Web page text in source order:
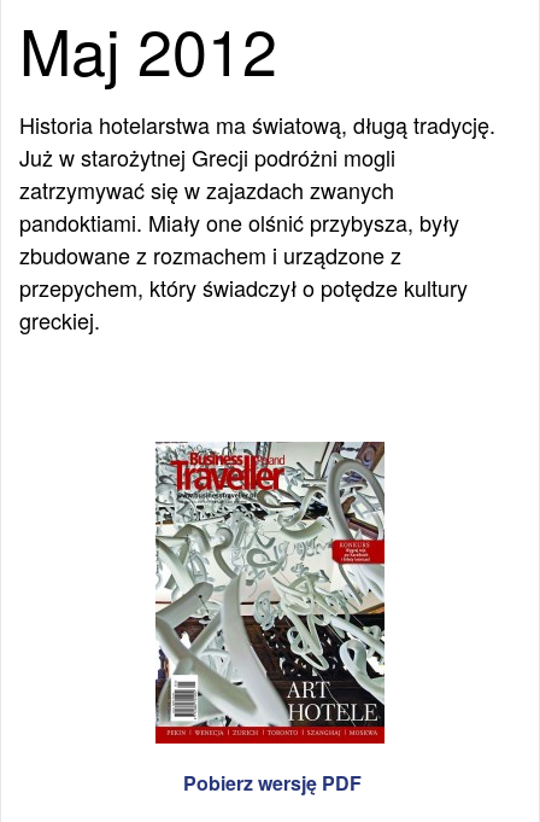
Maj 2012
Historia hotelarstwa ma światową, długą tradycję.
Już w starożytnej Grecji podróżni mogli
zatrzymywać się w zajazdach zwanych
pandoktiami. Miały one olśnić przybysza, były
zbudowane z rozmachem i urządzone z
przepychem, który świadczył o potędze kultury
greckiej.
Pobierz wersję PDF